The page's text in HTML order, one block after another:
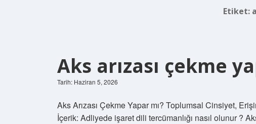
Etiket:
Aks arızası çekme
Tarih: Haziran 5, 2026
Aks Arızası Çekme Yapar mı? Toplumsal Cinsiyet,
İçerik: Adliyede işaret dili tercümanlığı nasıl olunur ?